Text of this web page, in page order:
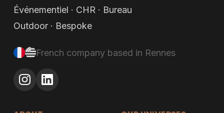
Événementiel · CHR · Bureau
Outdoor · Bespoke
French company based in Rennes